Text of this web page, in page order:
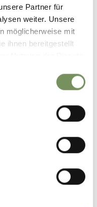
Partner für
weiter. Unsere
möglicherweise mit
ihnen bereitgestellt